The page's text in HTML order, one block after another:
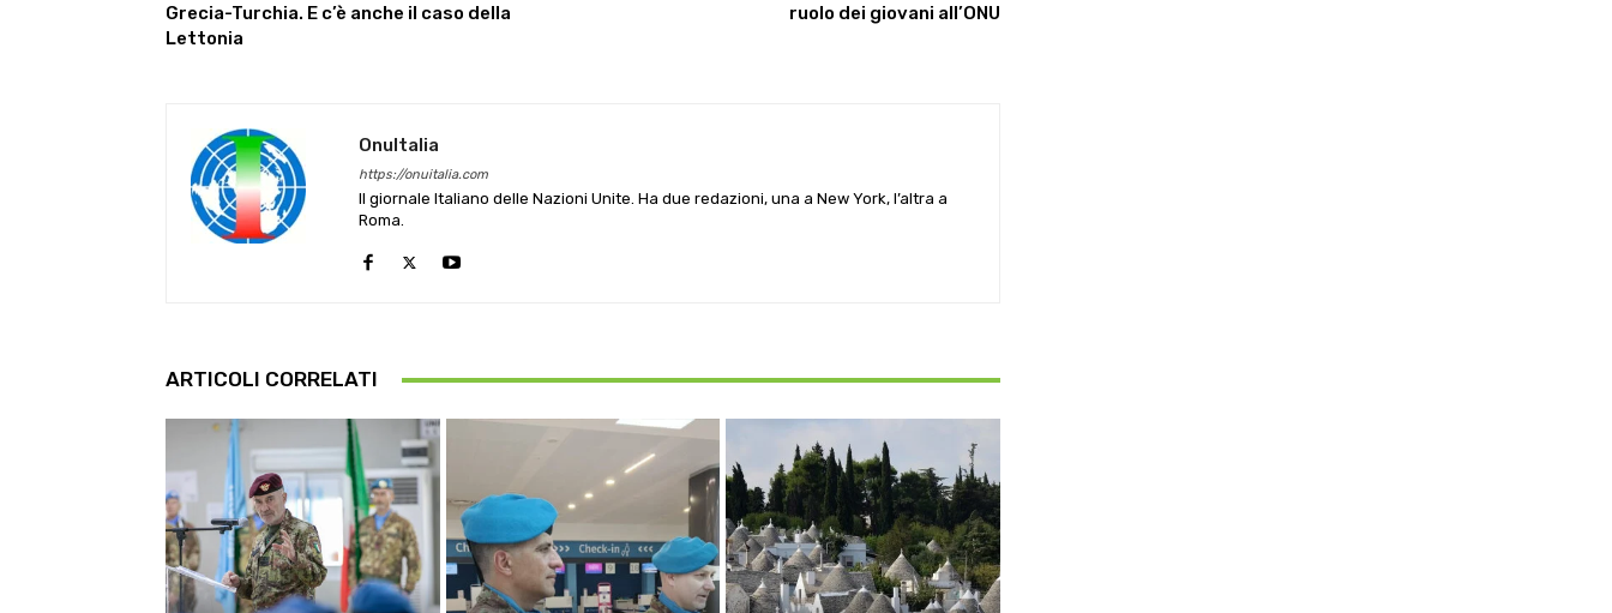
Grecia-Turchia. E c’è anche il caso della
Lettonia
ruolo dei giovani all’ONU
OnuItalia
https://onuitalia.com
Il giornale Italiano delle Nazioni Unite. Ha due redazioni, una a New York, l’altra a
Roma.
ARTICOLI CORRELATI